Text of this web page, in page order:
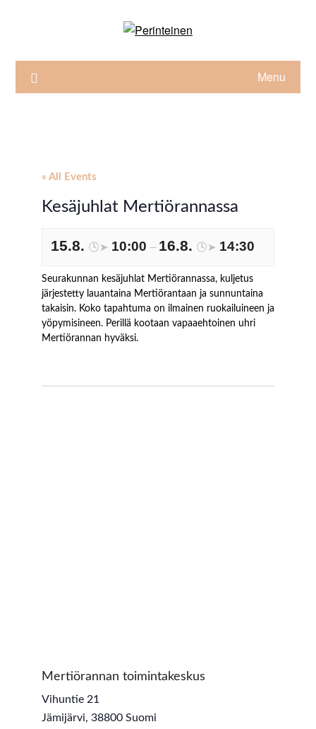
Menu
« All Events
Kesäjuhlat Mertiörannassa
15.8. 🕓➤ 10:00 – 16.8. 🕓➤ 14:30
Seurakunnan kesäjuhlat Mertiörannassa, kuljetus
järjestetty lauantaina Mertiörantaan ja sunnuntaina
takaisin. Koko tapahtuma on ilmainen ruokailuineen ja
yöpymisineen. Perillä kootaan vapaaehtoinen uhri
Mertiörannan hyväksi.
Mertiörannan toimintakeskus
Vihuntie 21
Jämijärvi, 38800 Suomi